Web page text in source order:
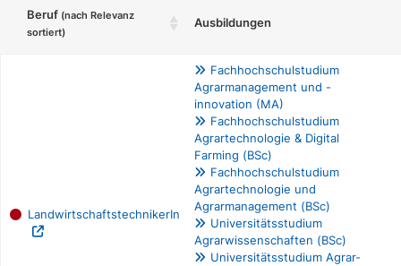
Beruf (nach Relevanz
sortiert)
Ausbildungen
LandwirtschaftstechnikerIn
Fachhochschulstudium
Agrarmanagement und -
innovation (MA)
Fachhochschulstudium
Agrartechnologie & Digital
Farming (BSc)
Fachhochschulstudium
Agrartechnologie und
Agrarmanagement (BSc)
Universitätsstudium
Agrarwissenschaften (BSc)
Universitätsstudium Agrar-